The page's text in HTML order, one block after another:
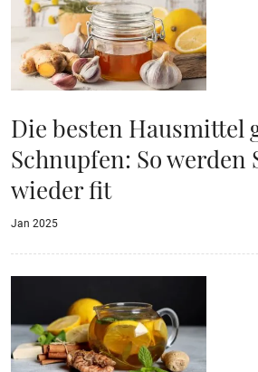
Die besten Hausmittel
Schnupfen: So werden
wieder fit
Jan 2025